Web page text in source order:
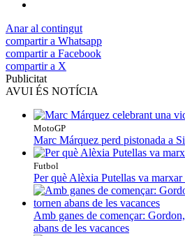
Anar al contingut
compartir a Whatsapp
compartir a Facebook
compartir a X
Publicitat
AVUI ÉS NOTÍCIA
MotoGP
Marc Márquez perd pistonada a
Futbol
Per què Alèxia Putellas va marxar
Amb ganes de començar:
abans de les vacances